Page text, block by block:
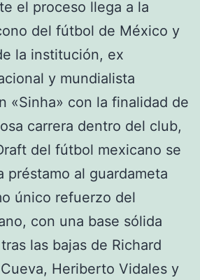
el proceso llega a la
del fútbol de México y
la institución, ex
y mundialista
«Sinha» con la finalidad de
carrera dentro del club,
del fútbol mexicano se
préstamo al guardameta
único refuerzo del
con una base sólida
las bajas de Richard
Heriberto Vidales y